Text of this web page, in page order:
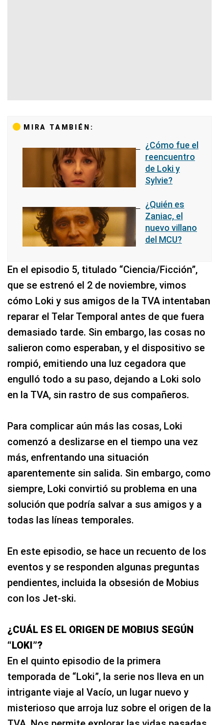
MIRA TAMBIÉN:
¿Cómo fue el
reencuentro
de Loki y
Sylvie?
¿Quién es
Zaniac, el
nuevo villano
del MCU?
En el episodio 5, titulado “Ciencia/Ficción”,
que se estrenó el 2 de noviembre, vimos
cómo Loki y sus amigos de la TVA intentaban
reparar el Telar Temporal antes de que fuera
demasiado tarde. Sin embargo, las cosas no
salieron como esperaban, y el dispositivo se
rompió, emitiendo una luz cegadora que
engulló todo a su paso, dejando a Loki solo
en la TVA, sin rastro de sus compañeros.
Para complicar aún más las cosas, Loki
comenzó a deslizarse en el tiempo una vez
más, enfrentando una situación
aparentemente sin salida. Sin embargo, como
siempre, Loki convirtió su problema en una
solución que podría salvar a sus amigos y a
todas las líneas temporales.
En este episodio, se hace un recuento de los
eventos y se responden algunas preguntas
pendientes, incluida la obsesión de Mobius
con los Jet-ski.
¿CUÁL ES EL ORIGEN DE MOBIUS SEGÚN
“LOKI”?
En el quinto episodio de la primera
temporada de “Loki”, la serie nos lleva en un
intrigante viaje al Vacío, un lugar nuevo y
misterioso que arroja luz sobre el origen de la